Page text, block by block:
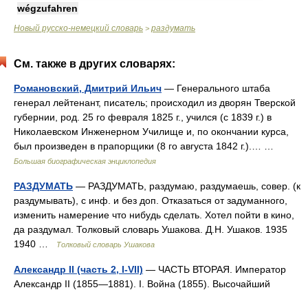
wégzufahren
Новый русско-немецкий словарь > раздумать
См. также в других словарях:
Романовский, Дмитрий Ильич — Генерального штаба
генерал лейтенант, писатель; происходил из дворян Тверской
губернии, род. 25 го февраля 1825 г., учился (с 1839 г.) в
Николаевском Инженерном Училище и, по окончании курса,
был произведен в прапорщики (8 го августа 1842 г.).… …
Большая биографическая энциклопедия
РАЗДУМАТЬ — РАЗДУМАТЬ, раздумаю, раздумаешь, совер. (к
раздумывать), с инф. и без доп. Отказаться от задуманного,
изменить намерение что нибудь сделать. Хотел пойти в кино,
да раздумал. Толковый словарь Ушакова. Д.Н. Ушаков. 1935
1940 …
Толковый словарь Ушакова
Александр II (часть 2, I-VII) — ЧАСТЬ ВТОРАЯ. Император
Александр II (1855—1881). I. Война (1855). Высочайший